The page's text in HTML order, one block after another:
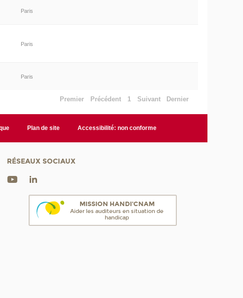
Paris
Paris
Paris
Premier Précédent 1 Suivant Dernier
Plan de site Accessibilité: non conforme
RÉSEAUX SOCIAUX
MISSION HANDI'CNAM
Aider les auditeurs en situation de
handicap